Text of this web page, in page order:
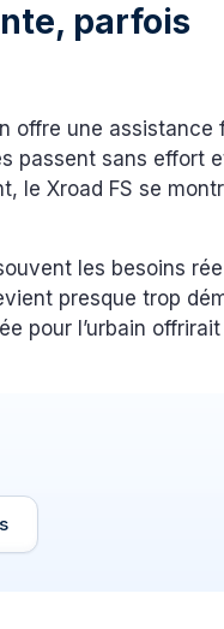
parfois
offre une assistance
passent sans effort
le Xroad FS se
les besoins
presque trop
pour l’urbain